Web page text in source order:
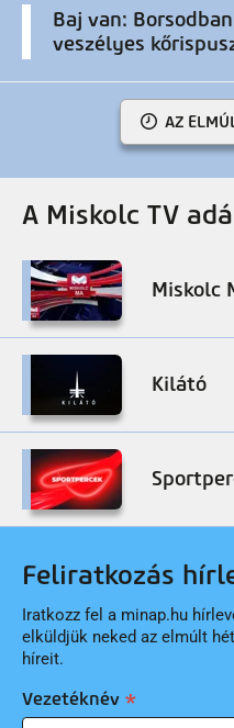
Baj van:
veszélyes
AZ
A Miskolc TV
Miskolc
Kilátó
Feliratkozás
Iratkozz fel a minap.hu
elküldjük neked az elmúlt
híreit.
Vezetéknév